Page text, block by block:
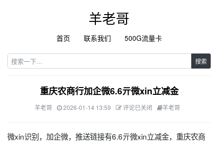
羊老哥
首页 联系我们 500G流量卡
搜索
重庆农商行加企微6.6亓微xin立减金
羊老哥 2026-01-14 13:59 评论已关闭 羊老哥
微xin识别，加企微，推送链接有6.6亓微xin立减金，重庆农商